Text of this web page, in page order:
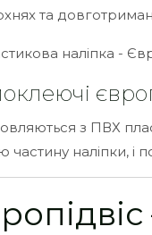
та
з ПВХ
частину наліпки, і